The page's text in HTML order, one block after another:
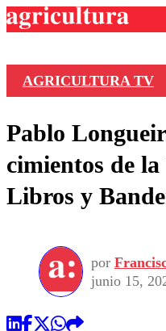
Deportes
Colo Colo
Seleccion
Torneo
Economía
Opinión
AGRICULTURA TV
Pablo
cimientos de
Libros y
por
junio 15,